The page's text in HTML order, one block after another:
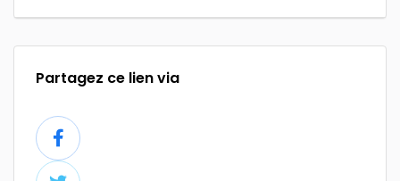
Partagez ce lien via